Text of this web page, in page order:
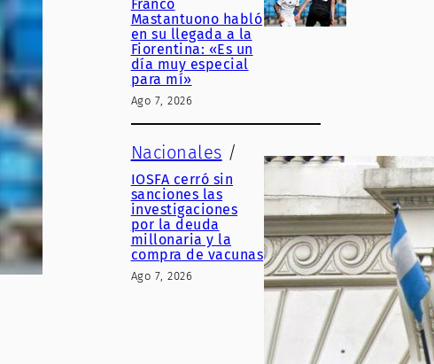
Franco
Mastantuono habló
en su llegada a la
Fiorentina: «Es un
día muy especial
para mí»
Ago 7, 2026
Nacionales /
IOSFA cerró sin
sanciones las
investigaciones
por la deuda
millonaria y la
compra de vacunas
Ago 7, 2026